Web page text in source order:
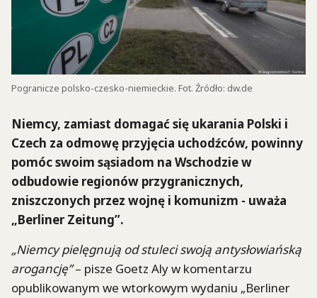
Pogranicze polsko-czesko-niemieckie. Fot. Źródło: dw.de
Niemcy, zamiast domagać się ukarania Polski i
Czech za odmowę przyjęcia uchodźców, powinny
pomóc swoim sąsiadom na Wschodzie w
odbudowie regionów przygranicznych,
zniszczonych przez wojnę i komunizm - uważa
„Berliner Zeitung”.
„Niemcy pielęgnują od stuleci swoją antysłowiańską
arogancję”– pisze Goetz Aly w komentarzu
opublikowanym we wtorkowym wydaniu „Berliner